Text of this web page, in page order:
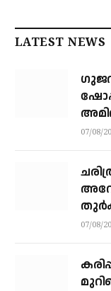
LATEST NEWS
07/08/
07/08/